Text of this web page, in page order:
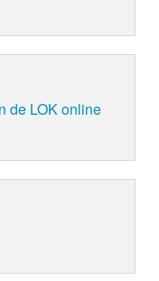
de LOK online